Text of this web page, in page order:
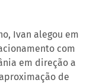
Ivan alegou em
com
em direção a
de